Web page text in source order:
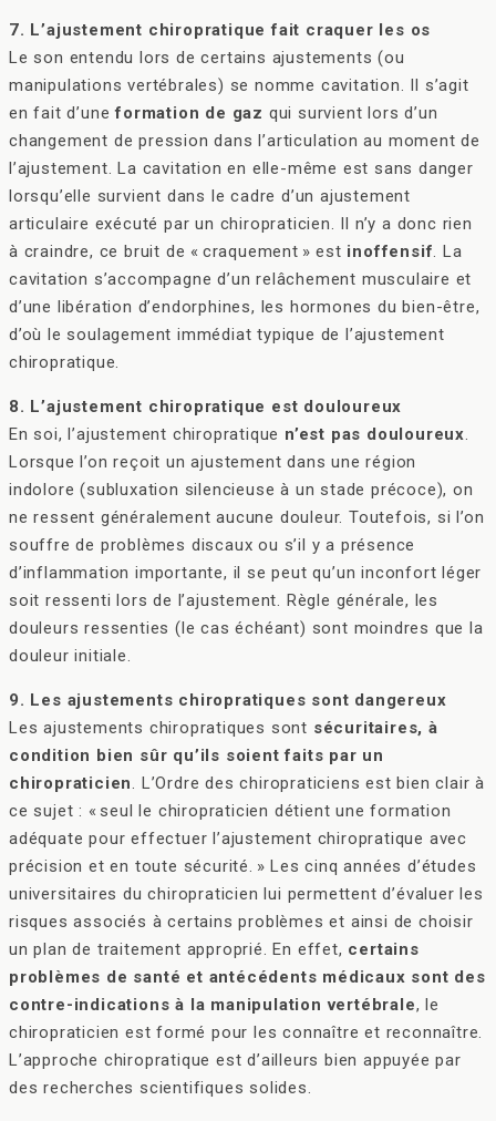
7. L’ajustement chiropratique fait craquer les os
Le son entendu lors de certains ajustements (ou
manipulations vertébrales) se nomme cavitation. Il s’agit
en fait d’uneformation de gaz qui survient lors d’un
changement de pression dans l’articulation au moment de
l’ajustement. La cavitation en elle-même est sans danger
lorsqu’elle survient dans le cadre d’un ajustement
articulaire exécuté par un chiropraticien. Il n’y a donc rien
à craindre, ce bruit de « craquement » est inoffensif. La
cavitation s’accompagne d’un relâchement musculaire et
d’une libération d’endorphines, les hormones du bien-être,
d’où le soulagement immédiat typique de l’ajustement
chiropratique.
8. L’ajustement chiropratique est douloureux
En soi, l’ajustement chiropratique n’est pas douloureux.
Lorsque l’on reçoit un ajustement dans une région
indolore (subluxation silencieuse à un stade précoce), on
ne ressent généralement aucune douleur. Toutefois, si l’on
souffre de problèmes discaux ou s’il y a présence
d’inflammation importante, il se peut qu’un inconfort léger
soit ressenti lors de l’ajustement. Règle générale, les
douleurs ressenties (le cas échéant) sont moindres que la
douleur initiale.
9. Les ajustements chiropratiques sont dangereux
Les ajustements chiropratiques sont sécuritaires, à
condition bien sûr qu’ils soient faits par un
chiropraticien. L’Ordre des chiropraticiens est bien clair à
ce sujet : « seul le chiropraticien détient une formation
adéquate pour effectuer l’ajustement chiropratique avec
précision et en toute sécurité. » Les cinq années d’études
universitaires du chiropraticien lui permettent d’évaluer les
risques associés à certains problèmes et ainsi de choisir
un plan de traitement approprié. En effet, certains
problèmes de santé et antécédents médicaux sont des
contre-indications à la manipulation vertébrale, le
chiropraticien est formé pour les connaître et reconnaître.
L’approche chiropratique est d’ailleurs bien appuyée par
des recherches scientifiques solides.